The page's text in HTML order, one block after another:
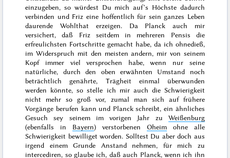
einzugeben, so würdest Du mich auf’s Höchste dadurch
verbinden und Friz eine hoffentlich für sein ganzes Leben
daurende Wohlthat erzeigen. Da Planck auch mir
versichert, daß Friz seitdem in mehreren Pensis die
erfreulichsten Fortschritte gemacht habe, da ich ohnedieß,
im Widerspruch mit den meisten andern, mir von seinem
Kopf immer viel versprochen habe, wenn nur seine
natürliche, durch den oben erwähnten Umstand noch
beträchtlich genährte, Trägheit einmal überwunden
werden könnte, so stelle ich mir auch die Schwierigkeit
nicht mehr so groß vor, zumal man sich auf frühere
Vorgänge berufen kann und Planck schreibt, ein ähnliches
Gesuch sey seinem imvorigen Jahr zu Weißenburg
(ebenfalls in Bayern) verstorbenen Oheim
ohne alle
Schwierigkeit bewilliget worden. Solltest Du aber doch aus
irgend einem Grunde Anstand nehmen, für mich zu
intercediren, so glaube ich, daß auch Planck, wenn ich ihn